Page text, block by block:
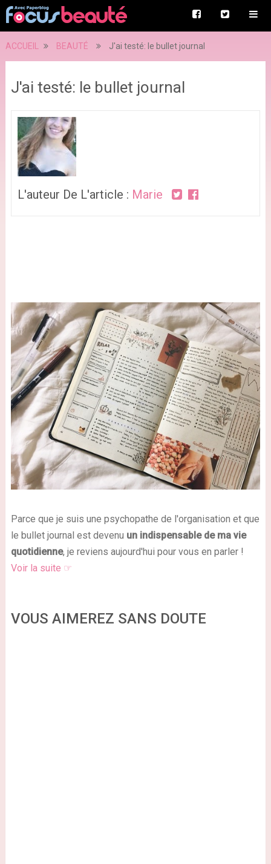
ACCUEIL BEAUTÉ J'ai testé: le bullet journal
J'ai testé: le bullet journal
L'auteur De L'article : Marie
Parce que je suis une psychopathe de l'organisation et que
le bullet journal est devenu un indispensable de ma vie
quotidienne, je reviens aujourd'hui pour vous en parler !
Voir la suite ☞
VOUS AIMEREZ SANS DOUTE